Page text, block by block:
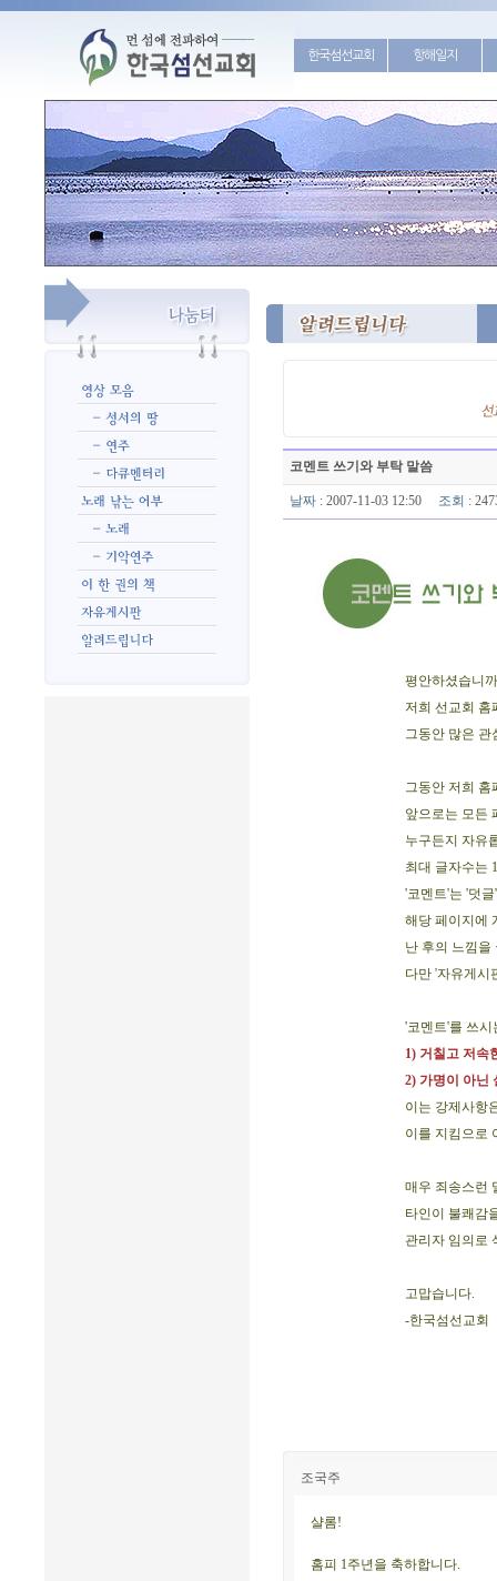
한국섬선교회 항해일지
코멘트 쓰기와 부탁 말씀
날짜 : 2007-11-03 12:50 조회 :
평안하셨습니
저희 선교회 홈
그동안 많은 관
그동안 저희 홈
앞으로는 모든
누구든지 자유
최대 글자수는
'코멘트'는 '덧
해당 페이지에
난 후의 느낌을
다만 '자유게시
'코멘트'를 쓰시
1) 거칠고 저속
2) 가명이 아닌
이는 강제사항
이를 지킴으로
매우 죄송스런
타인이 불쾌감
관리자 임의로
고맙습니다.
-한국섬선교회
조국주
샬롬!
홈피 1주년을 축하합니다.